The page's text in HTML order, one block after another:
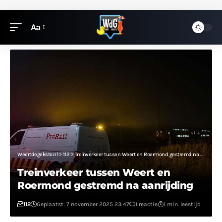
Aa
Weertdegekste.nl>112 >Treinverkeer tussen Weert en Roermond gestremd na aanrijding
Treinverkeer tussen Weert en
Roermond gestremd na aanrijding
112 Geplaatst: 7 november 2025 23:47 1 reactie 1 min. leestijd